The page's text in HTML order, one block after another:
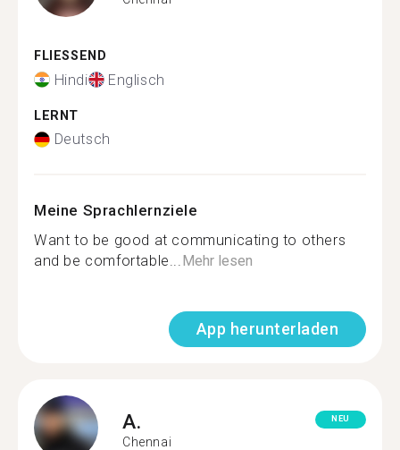
FLIESSEND
Hindi Englisch
LERNT
Deutsch
Meine Sprachlernziele
Want to be good at communicating to others
and be comfortable...Mehr lesen
App herunterladen
A.
Chennai
NEU